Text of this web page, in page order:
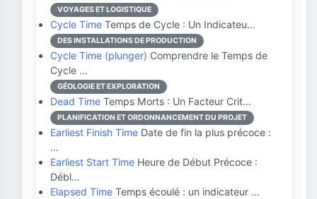
VOYAGES ET LOGISTIQUE
Cycle Time Temps de Cycle : Un Indicateu…
DES INSTALLATIONS DE PRODUCTION
Cycle Time (plunger) Comprendre le Temps de
Cycle …
GÉOLOGIE ET EXPLORATION
Dead Time Temps Morts : Un Facteur Crit…
PLANIFICATION ET ORDONNANCEMENT DU PROJET
Earliest Finish Time Date de fin la plus précoce :
…
Earliest Start Time Heure de Début Précoce :
Débl…
Elapsed Time Temps écoulé : un indicateur …